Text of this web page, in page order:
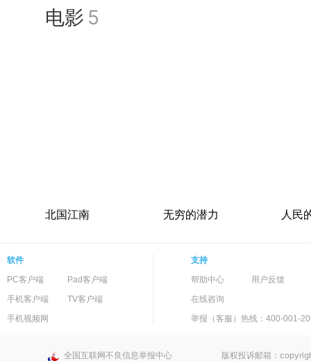
电影 5
北国江南 无穷的潜力 人民
软件
PC客户端
Pad客户端
手机客户端
TV客户端
手机视频网
支持
帮助中心
用户反馈
在线咨询
举报（客服）热线：400-001-
全国互联网不良信息举报中心
版权投诉邮箱：